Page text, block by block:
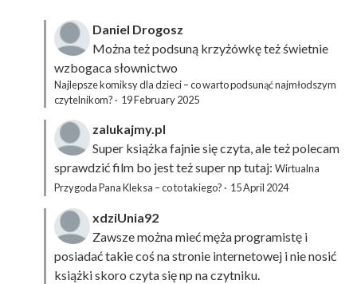
Daniel Drogosz
Można też podsuną krzyżówkęteż świetnie
wzbogaca słownictwo
Najlepsze komiksy dla dzieci – co warto podsunąć najmłodszym
czytelnikom? · 19 February 2025
zalukajmy.pl
Super książka fajnie się czyta, ale też polecam
sprawdzić film bo jest też super np tutaj: Wirtualna
Przygoda Pana Kleksa – co to takiego? · 15 April 2024
xdziUnia92
Zawsze można mieć męża programistę i
posiadać takie coś na stronie internetowej i nie nosić
książki skoro czyta się np na czytniku.